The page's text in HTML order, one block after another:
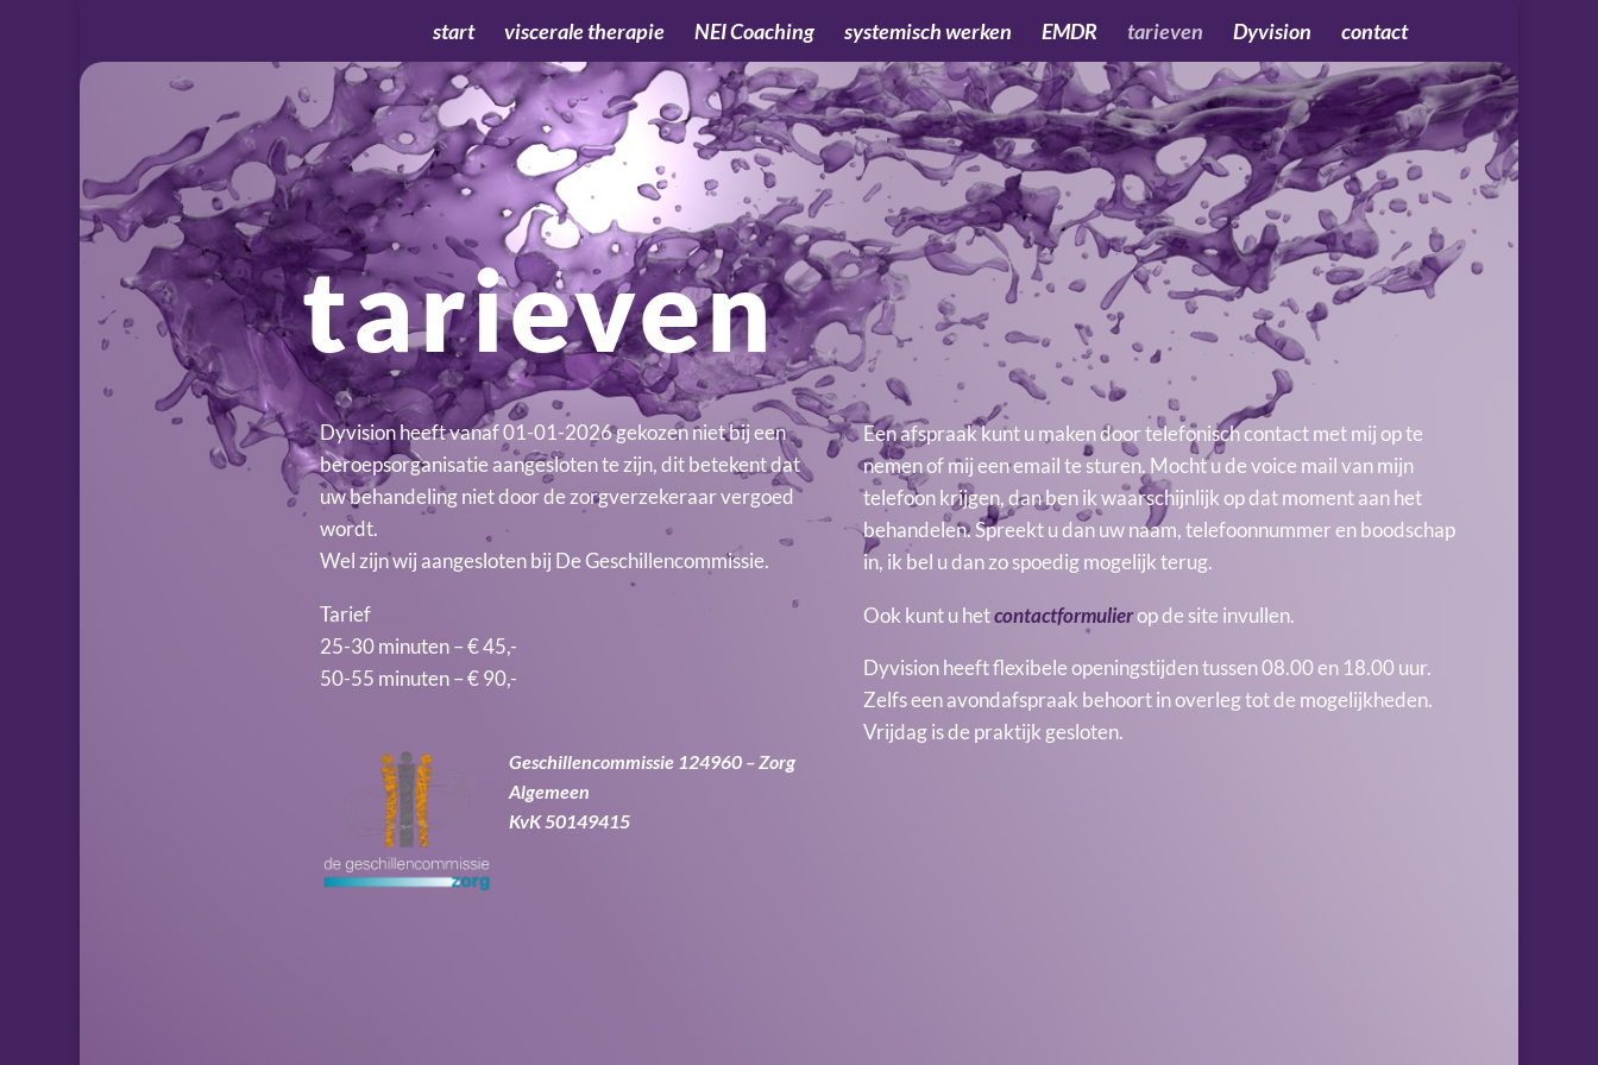
start viscerale therapie NEI Coaching systemisch werken EMDR tarieven Dyvision contact
tarieven
Dyvision heeft vanaf 01-01-2026 gekozen niet bij een
beroepsorganisatie aangesloten te zijn, dit betekent dat
uw behandeling niet door de zorgverzekeraar vergoed
wordt.
Wel zijn wij aangesloten bij De Geschillencommissie.
Tarief
25-30 minuten – € 45,-
50-55 minuten – € 90,-
Geschillencommissie 124960 – Zorg
Algemeen
KvK 50149415
Een afspraak kunt u maken door telefonisch contact met mij op te
nemen of mij een email te sturen. Mocht u de voice mail van mijn
telefoon krijgen, dan ben ik waarschijnlijk op dat moment aan het
behandelen. Spreekt u dan uw naam, telefoonnummer en boodschap
in, ik bel u dan zo spoedig mogelijk terug.
Ook kunt u hetcontactformulierop de site invullen.
Dyvision heeft flexibele openingstijden tussen 08.00 en 18.00 uur.
Zelfs een avondafspraak behoort in overleg tot de mogelijkheden.
Vrijdag is de praktijk gesloten.